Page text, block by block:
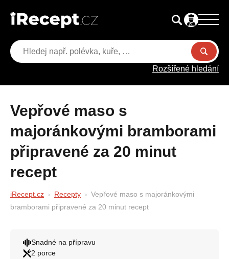
Rozšířené hledání
Vepřové maso s
majoránkovými bramborami
připravené za 20 minut
recept
iRecept.cz Recepty
Vepřové maso s majoránkovými
bramborami připravené za 20 minut recept
Snadné na přípravu
2 porce